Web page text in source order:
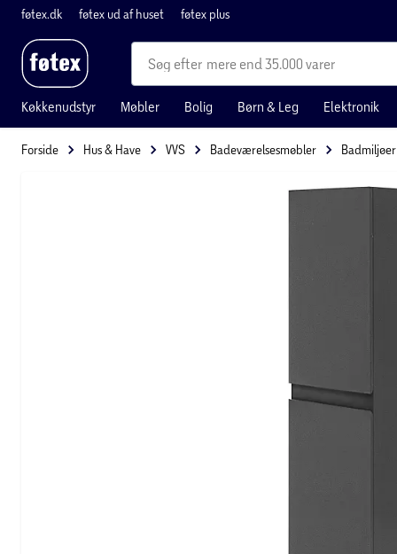
føtex.dk føtex ud af huset føtex plus
mere end 35.000 varer
Køkkenudstyr Møbler Bolig Børn & Leg Elektronik
Forside Hus & Have VVS Badeværelsesmøbler Badmiljøer